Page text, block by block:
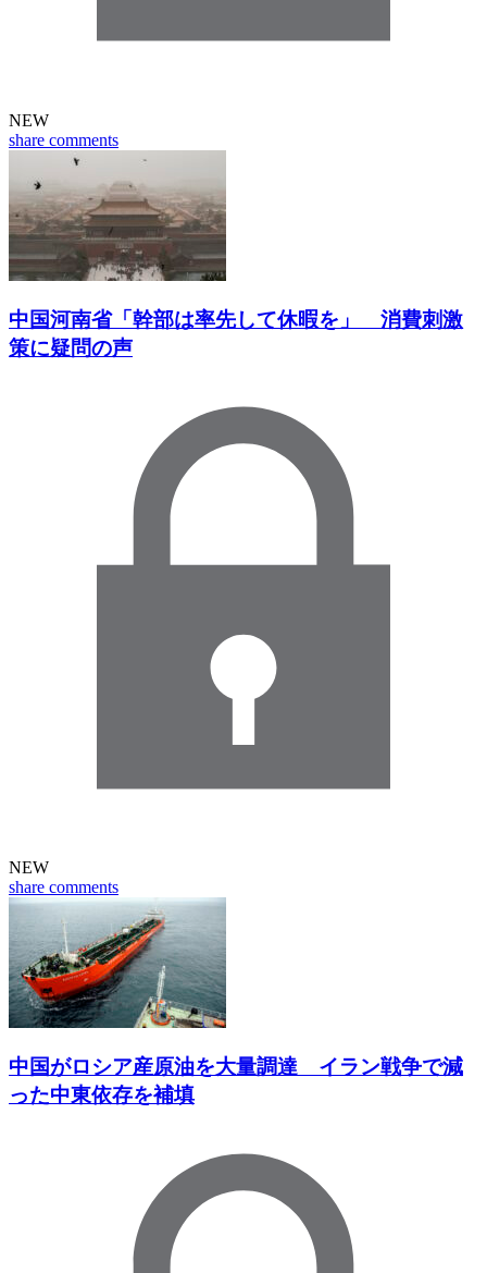
NEW
share comments
中国河南省「幹部は率先して休暇を」 消費刺激
策に疑問の声
NEW
share comments
中国がロシア産原油を大量調達 イラン戦争で減
った中東依存を補填